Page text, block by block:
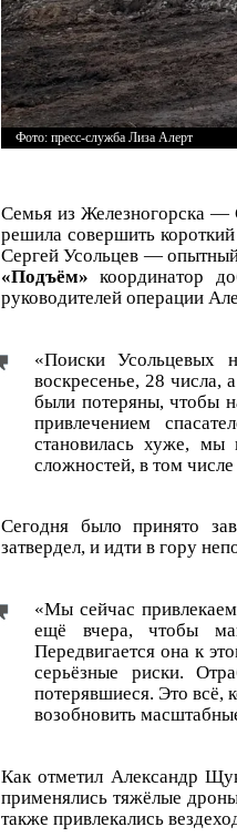
Фото: пресс-служба Лиза Алерт
Семья из Железногорска —
решила совершить
Сергей Усольцев —
«Подъём» координатор
руководителей операции
«Поиски Усольцевых
воскресенье, 28 числа,
были потеряны, чтобы
привлечением
становилась хуже, мы
сложностей, в том
Сегодня было принято
затвердел, и идти в гору
«Мы сейчас
ещё вчера, чтобы
Передвигается она к
серьёзные риски.
потерявшиеся. Это всё,
возобновить
Как отметил Александр
применялись тяжёлые
также привлекались